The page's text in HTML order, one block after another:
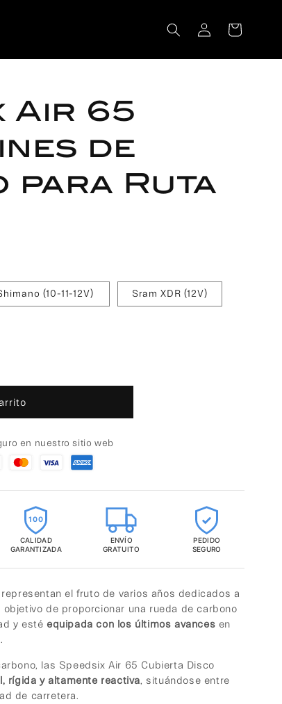
Iniciar
sesión
Carrito
Air 65
de
para Ruta
(10-11-12V) Sram XDR (12V)
en nuestro sitio web
100
CALIDAD
GARANTIZADA
ENVÍO
GRATUITO
PEDIDO
SEGURO
representan el fruto de varios años dedicados a
objetivo de proporcionar una rueda de carbono
y esté equipada con los últimos avances en
las Speedsix Air 65 Cubierta Disco
rígida y altamente reactiva, situándose entre
de carretera.